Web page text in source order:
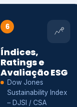
6
Índices,
Ratings e
Avaliação ESG
Dow Jones
Sustainability Index
– DJSI / CSA